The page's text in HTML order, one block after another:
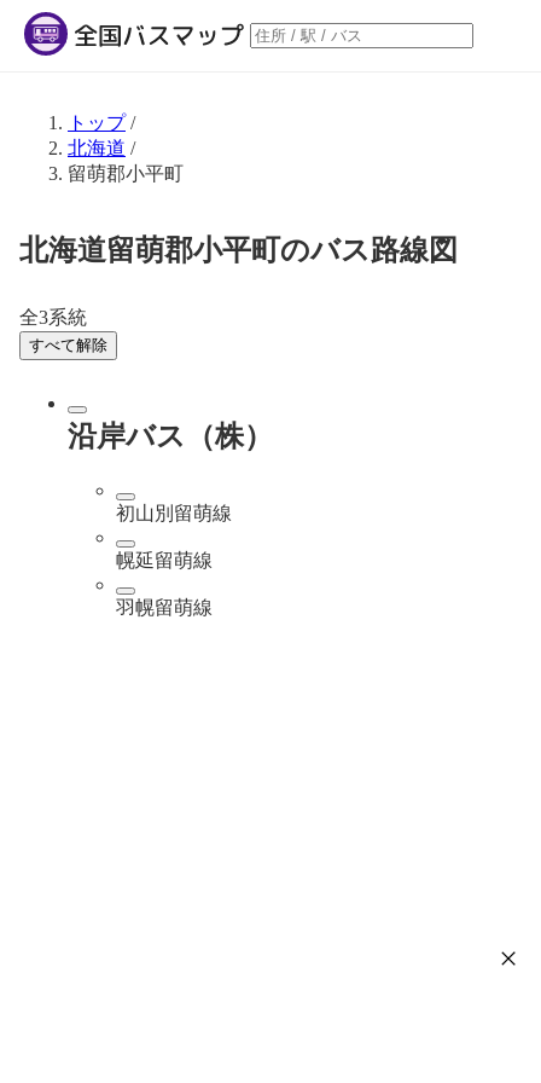
トップ/
北海道 /
留萌郡小平町
北海道留萌郡小平町のバス路線図
全3系統
すべて解除
沿岸バス（株）
初山別留萌線
幌延留萌線
羽幌留萌線